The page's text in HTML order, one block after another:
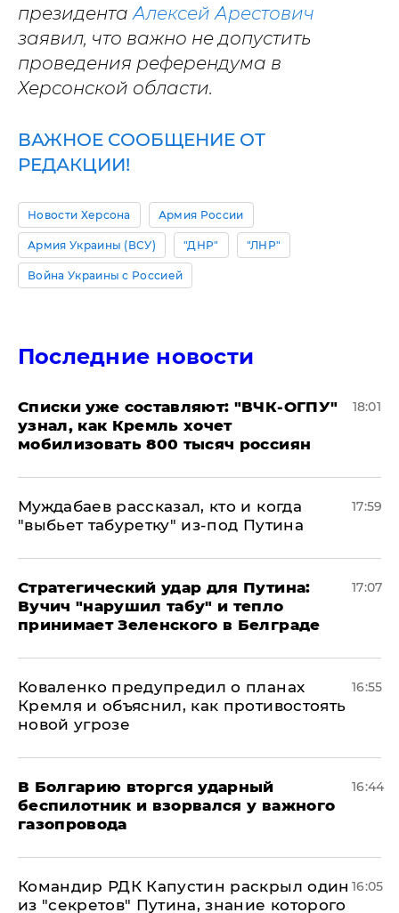
президента Алексей Арестович
заявил, что важно не допустить
проведения референдума в
Херсонской области.
ВАЖНОЕ СООБЩЕНИЕ ОТ
РЕДАКЦИИ!
Новости Херсона Армия России
Армия Украины (ВСУ) "ДНР" "ЛНР"
Война Украины с Россией
Последние новости
Списки уже составляют: "ВЧК-ОГПУ"
узнал, как Кремль хочет
мобилизовать 800 тысяч россиян
18:01
Муждабаев рассказал, кто и когда
"выбьет табуретку" из-под Путина
17:59
Стратегический удар для Путина:
Вучич "нарушил табу" и тепло
принимает Зеленского в Белграде
17:07
Коваленко предупредил о планах
Кремля и объяснил, как противостоять
новой угрозе
16:55
В Болгарию вторгся ударный
беспилотник и взорвался у важного
газопровода
16:44
Командир РДК Капустин раскрыл один
из "секретов" Путина, знание которого
16:05